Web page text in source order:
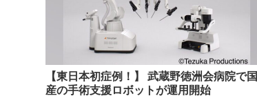
【東日本初症例！】 武蔵野徳洲会病院で国
産の手術支援ロボットが運用開始